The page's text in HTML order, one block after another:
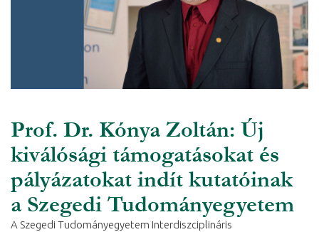
Prof. Dr. Kónya Zoltán: Új
kiválósági támogatásokat és
pályázatokat indít kutatóinak
a Szegedi Tudományegyetem
A Szegedi Tudományegyetem Interdiszciplináris